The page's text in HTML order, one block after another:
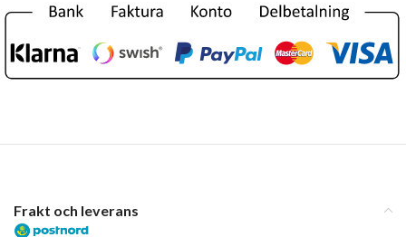
Frakt och leverans